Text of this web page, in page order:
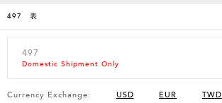
497 表
497
Domestic Shipment Only
Currency Exchange: USD EUR TWD